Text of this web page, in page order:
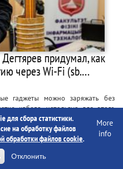
придумал, как
через Wi-Fi (sb.…
гаджеты можно заряжать без
кабеля, используя для этого
Выпускник Гомельского
имени Франциска Скорины
знает – он сам разработал
и легендарный Никола Тесла,
электроэнергию можно будет в
для сбора статистики.
на обработку файлов
обработки файлов cookie.
More
info
Отклонить